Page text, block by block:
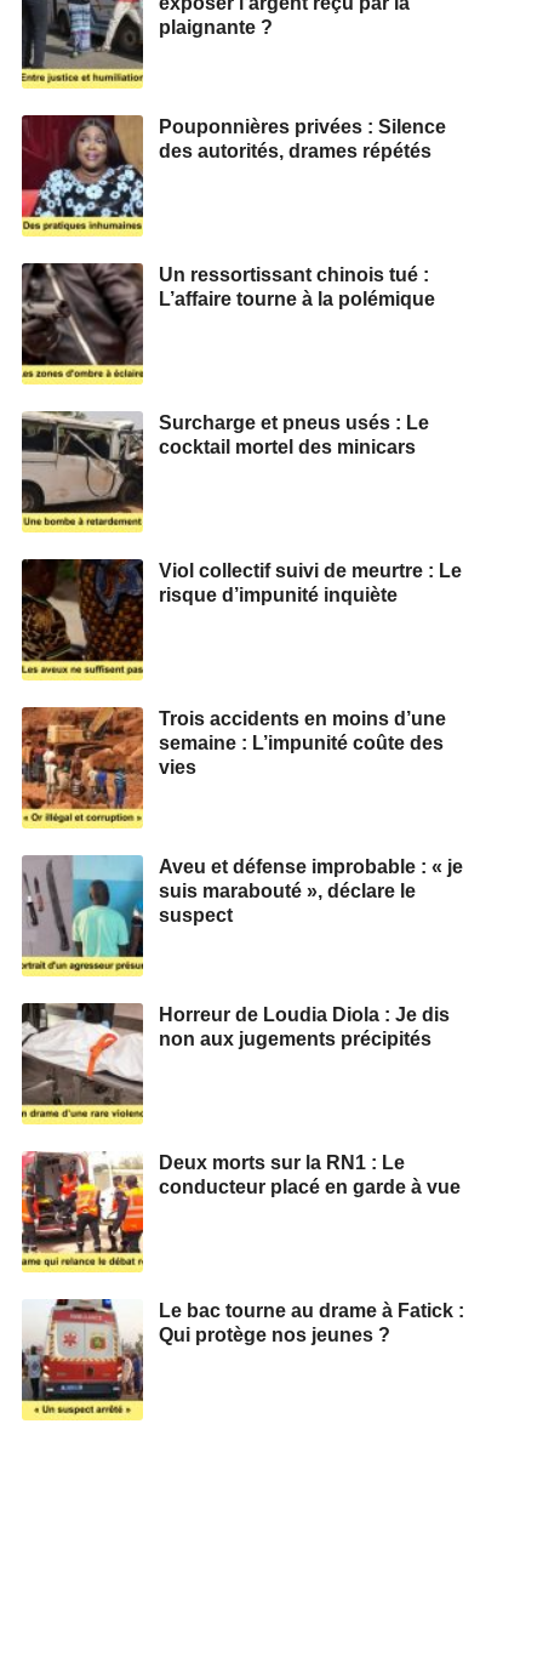
plaignante ?
Pouponnières privées : Silence
des autorités, drames répétés
Un ressortissant chinois tué :
L’affaire tourne à la polémique
Surcharge et pneus usés : Le
cocktail mortel des minicars
Viol collectif suivi de meurtre : Le
risque d’impunité inquiète
Trois accidents en moins d’une
semaine : L’impunité coûte des
vies
Aveu et défense improbable : « je
suis marabouté », déclare le
suspect
Horreur de Loudia Diola : Je dis
non aux jugements précipités
Deux morts sur la RN1 : Le
conducteur placé en garde à vue
Le bac tourne au drame à Fatick :
Qui protège nos jeunes ?